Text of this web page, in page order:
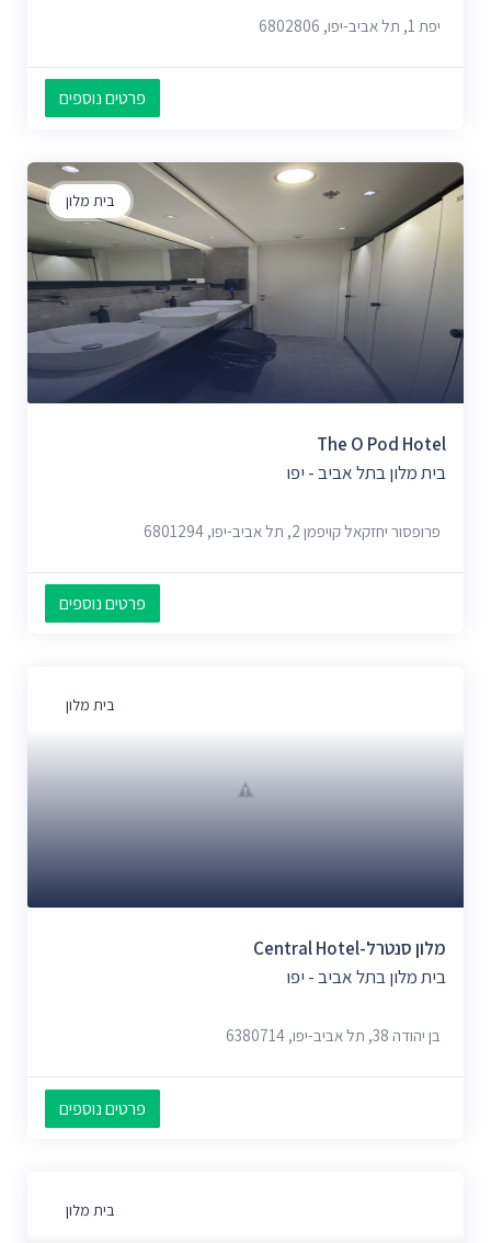
יפת 1, תל אביב-יפו, 6802806
פרטים נוספים
בית מלון
The O Pod Hotel
בית מלון בתל אביב - יפו
פרופסור יחזקאל קויפמן 2, תל אביב-יפו, 6801294
פרטים נוספים
בית מלון
מלון סנטרל-Central Hotel
בית מלון בתל אביב - יפו
בן יהודה 38, תל אביב-יפו, 6380714
פרטים נוספים
בית מלון